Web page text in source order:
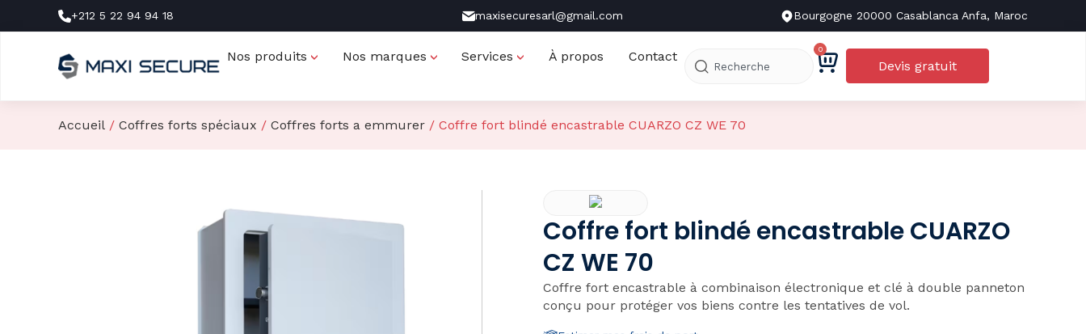
+212 5 22 94 94 18 maxisecuresarl@gmail.com Bourgogne 20000 Casablanca Anfa, Maroc
Nos produits Nos marques Services À propos Contact 0
Devis gratuit
Accueil / Coffres forts spéciaux / Coffres forts a emmurer / Coffre fort blindé encastrable CUARZO CZ WE 70
Coffre fort blindé encastrable CUARZO
CZ WE 70
Coffre fort encastrable à combinaison électronique et clé à double panneton
conçu pour protéger vos biens contre les tentatives de vol.